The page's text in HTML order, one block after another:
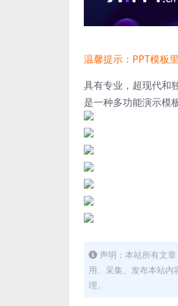
温馨提示：PPT模板
具有专业，超现代和
是一种多功能演示模
声明：本站所有文
用、采集、发布本站
理。